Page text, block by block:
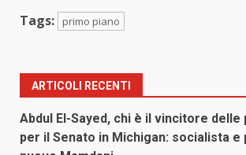
Tags: primo piano
ARTICOLI RECENTI
Abdul El-Sayed, chi è il vincitore delle
per il Senato in Michigan: socialista e